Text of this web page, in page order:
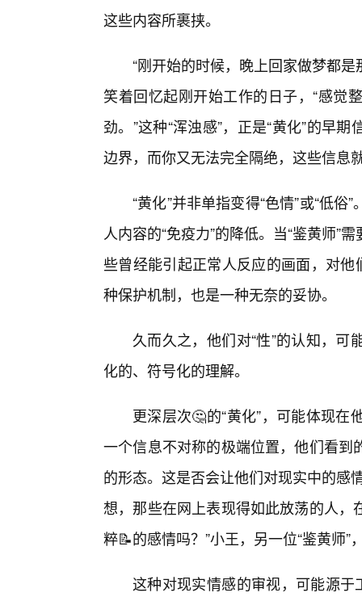
这些内容所裹挟。
“刚开始的时候，晚上回家做梦都
笑着回忆起刚开始工作的日子，“感觉
劲。”这种“浑浊感”，正是“黄化”的早
边界，而你又无法完全隔绝，这些信息
“黄化”并非单指变得“色情”或“低
人内容的“免疫力”的降低。当“鉴黄师”
些曾经能引起正常人反应的画面，对
种保护机制，也是一种无奈的妥协。
久而久之，他们对“性”的认知，
化的、符号化的理解。
更深层次🤔的“黄化”，可能体现
一个信息不对称的极端位置，他们看
的形态。这是否会让他们对现实中的感
想，那些在网上表现得如此放荡的人
粹📝的感情吗？”小王，另一位“鉴黄师
这种对现实情感的审视，可能源于